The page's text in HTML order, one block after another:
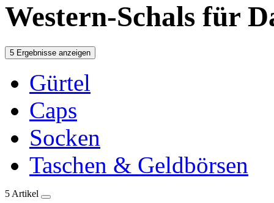
Western-Schals für
5 Ergebnisse anzeigen
Gürtel
Caps
Socken
Taschen & Geldbörsen
5 Artikel